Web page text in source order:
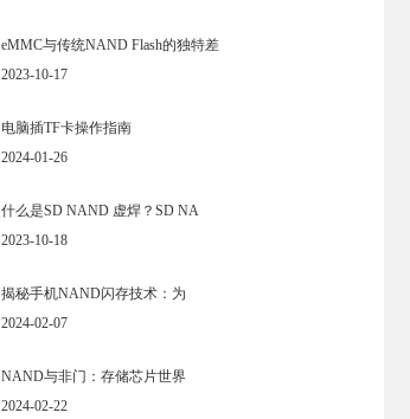
eMMC与传统NAND Flash的独特差
2023-10-17
电脑插TF卡操作指南
2024-01-26
什么是SD NAND 虚焊？SD NA
2023-10-18
揭秘手机NAND闪存技术：为
2024-02-07
NAND与非门：存储芯片世界
2024-02-22